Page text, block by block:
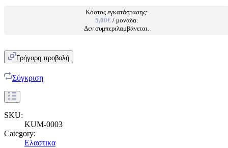
Κόστος εγκατάστασης:
5,00€ / μονάδα.
Δεν συμπεριλαμβάνεται.
Γρήγορη προβολή
Σύγκριση
SKU:
KUM-0003
Category:
Ελαστικα